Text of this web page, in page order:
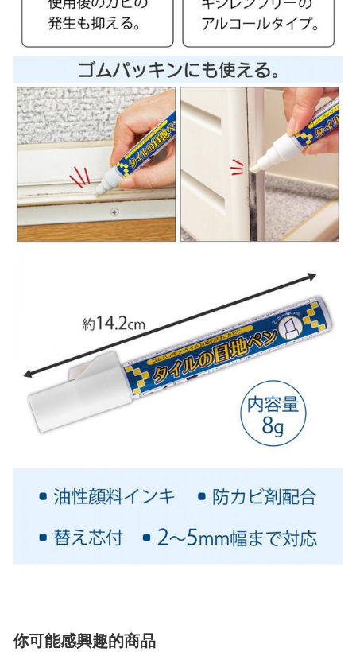
你可能感興趣的商品